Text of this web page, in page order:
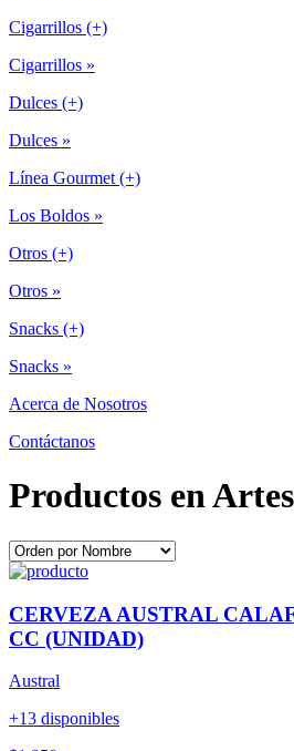
Cigarrillos (+)
Cigarrillos »
Dulces (+)
Dulces »
Línea Gourmet (+)
Los Boldos »
Otros (+)
Otros »
Snacks (+)
Snacks »
Acerca de Nosotros
Contáctanos
Productos en
CERVEZA AUSTRAL
CC (UNIDAD)
Austral
+13 disponibles